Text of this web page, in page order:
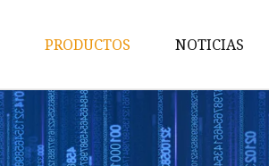
PRODUCTOS
Anillo
Punción
NOTICIAS